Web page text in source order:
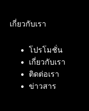
เกี่ยวกับเรา
โปรโมชั่น
เกี่ยวกับเรา
ติดต่อเรา
ข่าวสาร